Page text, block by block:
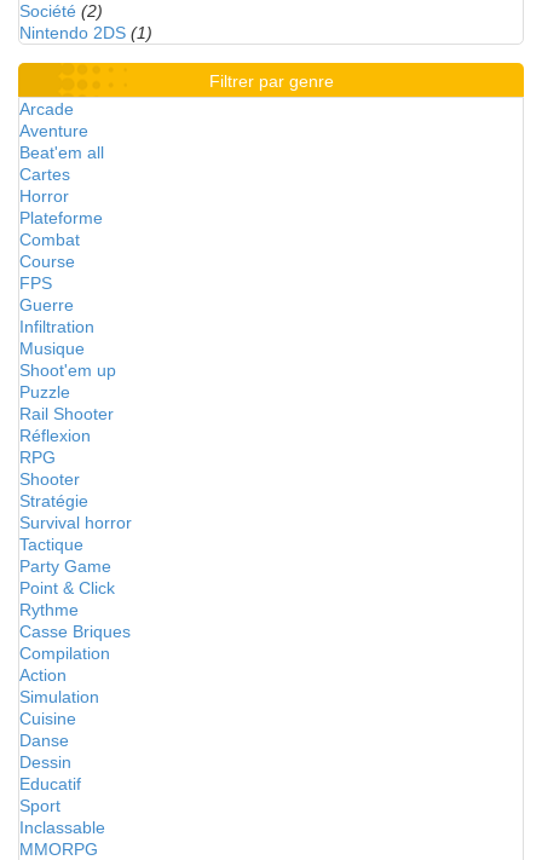
Société (2)
Nintendo 2DS (1)
Filtrer par genre
Arcade
Aventure
Beat'em all
Cartes
Horror
Plateforme
Combat
Course
FPS
Guerre
Infiltration
Musique
Shoot'em up
Puzzle
Rail Shooter
Réflexion
RPG
Shooter
Stratégie
Survival horror
Tactique
Party Game
Point & Click
Rythme
Casse Briques
Compilation
Action
Simulation
Cuisine
Danse
Dessin
Educatif
Sport
Inclassable
MMORPG